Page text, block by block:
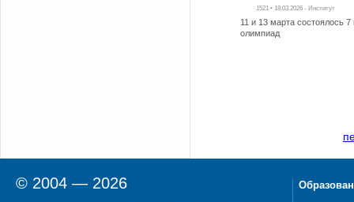
1521 • 18.03.2026 - Институт
11 и 13 марта состоялось 7
олимпиад
© 2004 — 2026